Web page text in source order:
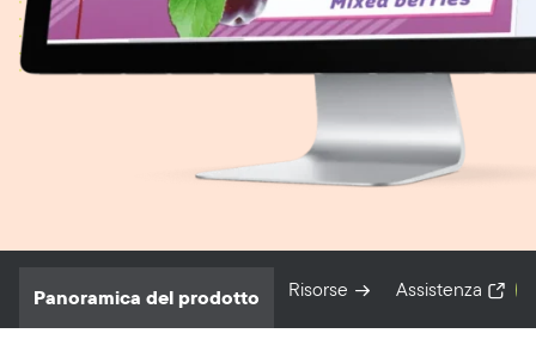
Panoramica del prodotto Risorse Assistenza